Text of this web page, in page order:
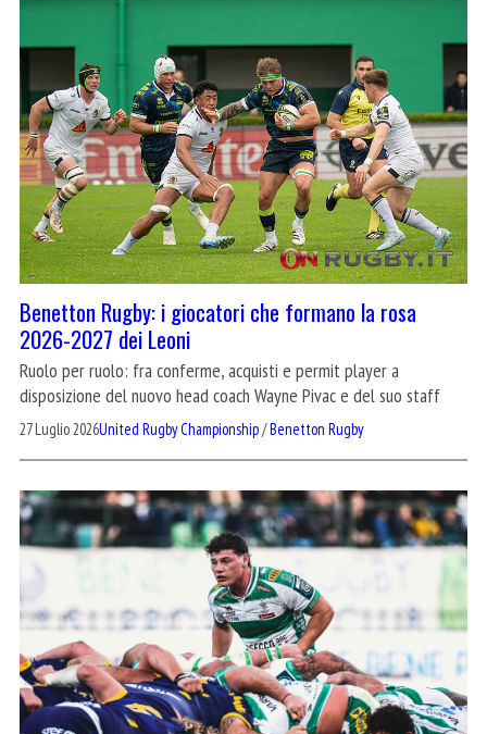
Benetton Rugby: i giocatori che formano la rosa
2026-2027 dei Leoni
Ruolo per ruolo: fra conferme, acquisti e permit player a
disposizione del nuovo head coach Wayne Pivac e del suo staff
27 Luglio 2026United Rugby Championship/Benetton Rugby